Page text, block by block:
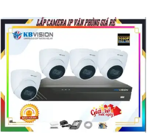
ảnh sắc nét 4